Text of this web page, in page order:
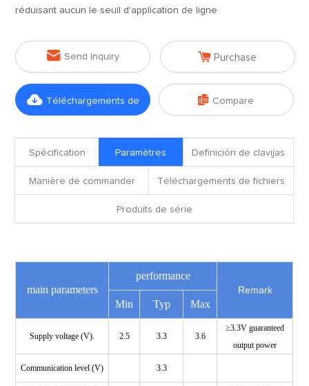
réduisant aucun le seuil d'application de ligne
 Send Inquiry  Purchase
 Téléchargements de  Compare
Spécification Paramètres Definición de clavijas
Manière de commander Téléchargements de fichiers
Produits de série
main parameters
performance
Remark
Min Typ Max
Supply voltage (V). 2.5 3.3 3.6
≥3.3V guaranteed
output power
Communication level (V) 3.3